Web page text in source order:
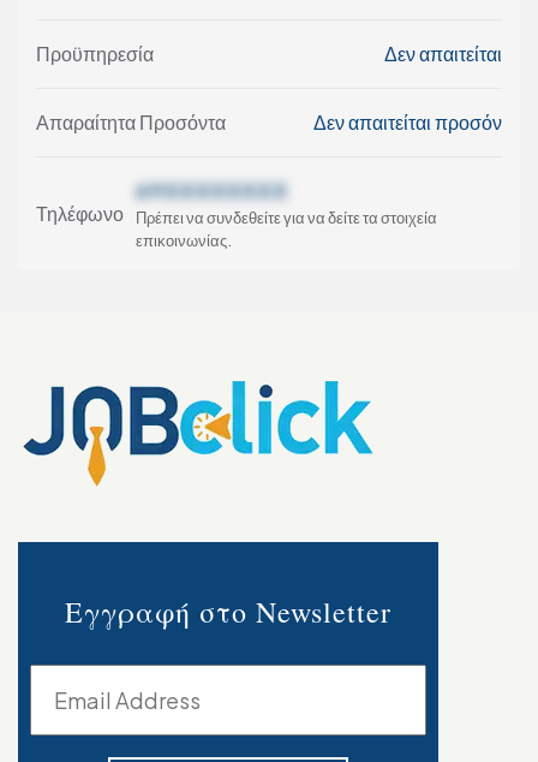
Προϋπηρεσία Δεν απαιτείται
Απαραίτητα Προσόντα Δεν απαιτείται προσόν
Τηλέφωνο
69XXXXXXXX
Πρέπει να συνδεθείτε για να δείτε τα στοιχεία
επικοινωνίας.
Εγγραφή στο Newsletter